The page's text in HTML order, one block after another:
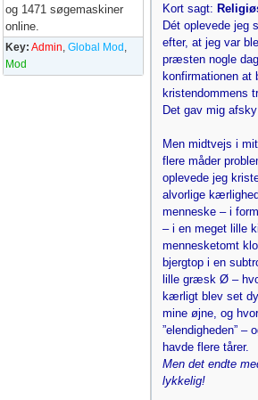
og 1471 søgemaskiner
online.
Key: Admin, Global Mod ,
Mod
Kort sagt:
Dét oplevede jeg
efter, at jeg var
præsten nogle
konfirmationen at
kristendommens
Det gav mig
Men midtvejs i
flere måder
oplevede jeg
alvorlige
menneske – i
– i en meget lille
mennesketomt
bjergtop i en
lille græsk Ø –
kærligt blev set
mine øjne, og
”elendigheden”
havde flere tårer.
Men det endte
lykkelig!